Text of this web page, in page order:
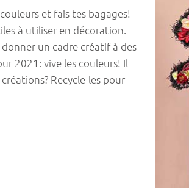
et fais tes bagages!
à utiliser en décoration.
un cadre créatif à des
2021: vive les couleurs! Il
Recycle-les pour